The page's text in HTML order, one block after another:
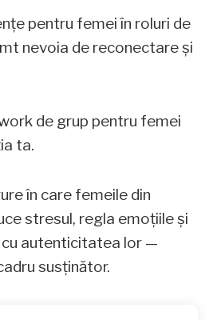
pentru femei în roluri de
nevoia de reconectare și
de grup pentru femei
ta.
în care femeile din
stresul, regla emoțiile și
autenticitatea lor —
susținător.